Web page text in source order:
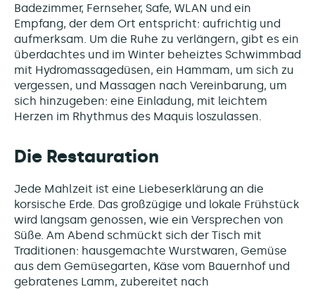
Badezimmer, Fernseher, Safe, WLAN und ein
Empfang, der dem Ort entspricht: aufrichtig und
aufmerksam. Um die Ruhe zu verlängern, gibt es ein
überdachtes und im Winter beheiztes Schwimmbad
mit Hydromassagedüsen, ein Hammam, um sich zu
vergessen, und Massagen nach Vereinbarung, um
sich hinzugeben: eine Einladung, mit leichtem
Herzen im Rhythmus des Maquis loszulassen.
Die Restauration
Jede Mahlzeit ist eine Liebeserklärung an die
korsische Erde. Das großzügige und lokale Frühstück
wird langsam genossen, wie ein Versprechen von
Süße. Am Abend schmückt sich der Tisch mit
Traditionen: hausgemachte Wurstwaren, Gemüse
aus dem Gemüsegarten, Käse vom Bauernhof und
gebratenes Lamm, zubereitet nach